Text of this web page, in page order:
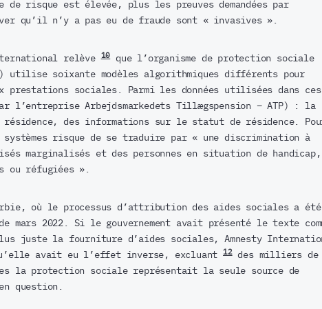
risque est élevée, plus les preuves demandées par
qu’il n’y a pas eu de fraude sont « invasives ».
relève10que l’organisme de protection sociale
utilise soixante modèles algorithmiques différents pour
prestations sociales. Parmi les données utilisées dans ces
l’entreprise Arbejdsmarkedets Tillægspension – ATP) : la
des informations sur le statut de résidence.
systèmes risque de se traduire par « une discrimination à
marginalisés et des personnes en situation de
ou réfugiées ».
où le processus d’attribution des aides sociales a été
mars 2022. Si le gouvernement avait présenté le texte
juste la fourniture d’aides sociales, Amnesty
avait eu l’effet inverse, excluant12des milliers de
la protection sociale représentait la seule source de
question.